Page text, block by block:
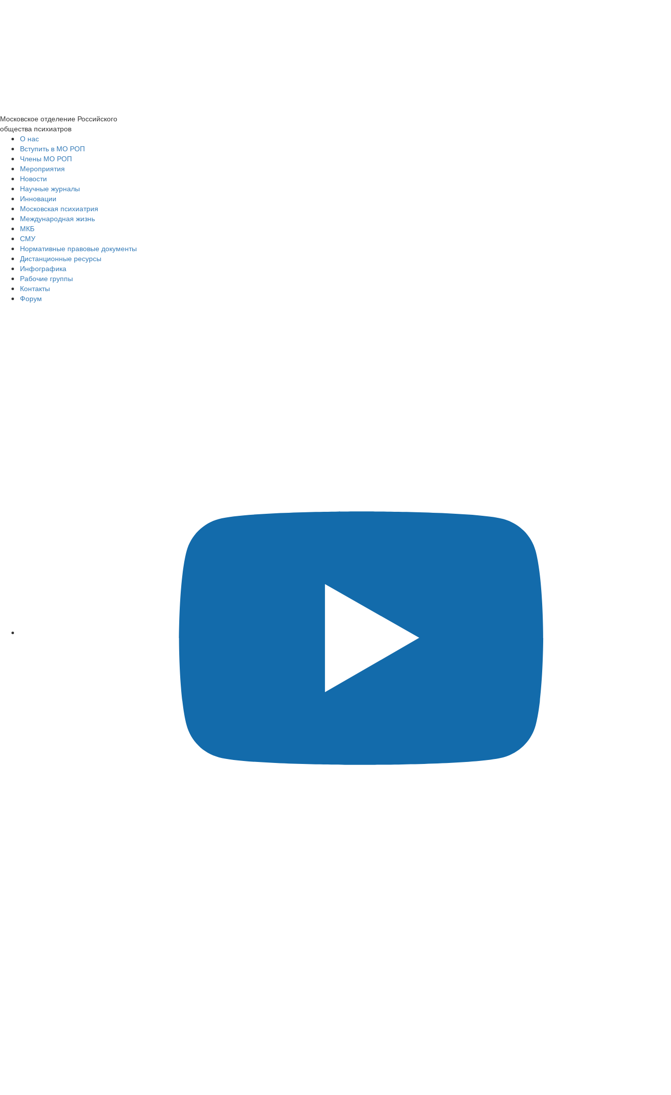
Московское отделение Российского
общества психиатров
О нас
Вступить в МО РОП
Члены МО РОП
Мероприятия
Новости
Научные журналы
Инновации
Московская психиатрия
Международная жизнь
МКБ
СМУ
Нормативные правовые документы
Дистанционные ресурсы
Инфографика
Рабочие группы
Контакты
Форум